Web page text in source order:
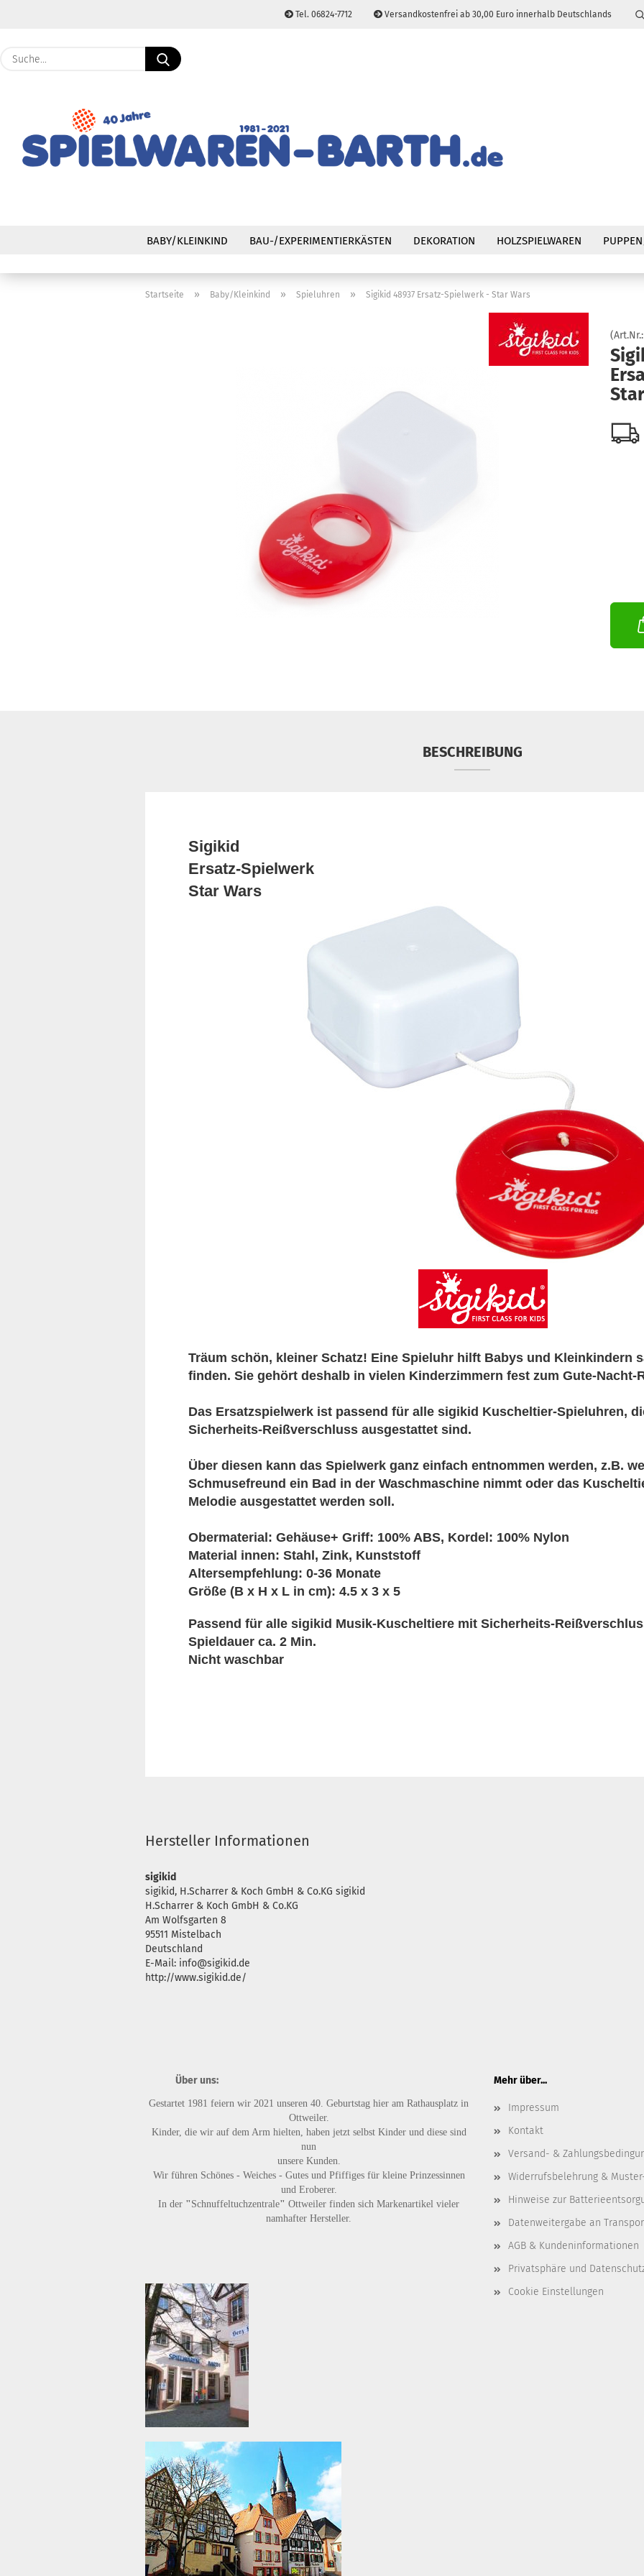
Tel. 06824-7712 Versandkostenfrei ab 30,00 Euro innerhalb Deutschlands
Passwort
Suche...
BABY/KLEINKIND BAU-/EXPERIMENTIERKÄSTEN DEKORATION HOLZSPIELWAREN
Startseite » Baby/Kleinkind » Spieluhren » Sigikid 48937 Ersatz-Spielwerk - Star Wars
BESCHREIBUNG
Sigikid
Ersatz-Spielwerk
Star Wars
Träum schön, kleiner Schatz! Eine Spieluhr hilft Babys und Kleinkindern
finden. Sie gehört deshalb in vielen Kinderzimmern fest zum Gute-Nacht-
Das Ersatzspielwerk ist passend für alle sigikid Kuscheltier-Spieluhren,
Sicherheits-Reißverschluss ausgestattet sind.
Über diesen kann das Spielwerk ganz einfach entnommen werden, z.B.
Schmusefreund ein Bad in der Waschmaschine nimmt oder das
Melodie ausgestattet werden soll.
Obermaterial: Gehäuse+ Griff: 100% ABS, Kordel: 100% Nylon
Material innen: Stahl, Zink, Kunststoff
Altersempfehlung: 0-36 Monate
Größe (B x H x L in cm): 4.5 x 3 x 5
Passend für alle sigikid Musik-Kuscheltiere mit Sicherheits-
Spieldauer ca. 2 Min.
Nicht waschbar
Hersteller Informationen
sigikid
sigikid, H.Scharrer & Koch GmbH & Co.KG sigikid
H.Scharrer & Koch GmbH & Co.KG
Am Wolfsgarten 8
95511 Mistelbach
Deutschland
E-Mail: info@sigikid.de
http://www.sigikid.de/
Über uns:
Gestartet 1981 feiern wir 2021 unseren 40. Geburtstag hier am Rathausplatz in
Ottweiler.
Kinder, die wir auf dem Arm hielten, haben jetzt selbst Kinder und diese sind
nun
unsere Kunden.
Wir führen Schönes - Weiches - Gutes und Pfiffigesfür kleine Prinzessinnen
und Eroberer.
In der " Schnuffeltuchzentrale" Ottweiler finden sich Markenartikel vieler
namhafter Hersteller.
Mehr über...
Impressum
Kontakt
Versand- &
Widerrufsbelehrung &
Hinweise zur
Datenweitergabe an
AGB & Kundeninformationen
Privatsphäre und
Cookie Einstellungen